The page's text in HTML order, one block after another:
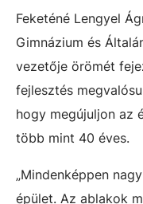
Feketéné Lengyel
Gimnázium és
vezetője örömét
fejlesztés
hogy megújuljon az
több mint 40 éves.
„Mindenképpen
épület. Az ablakok